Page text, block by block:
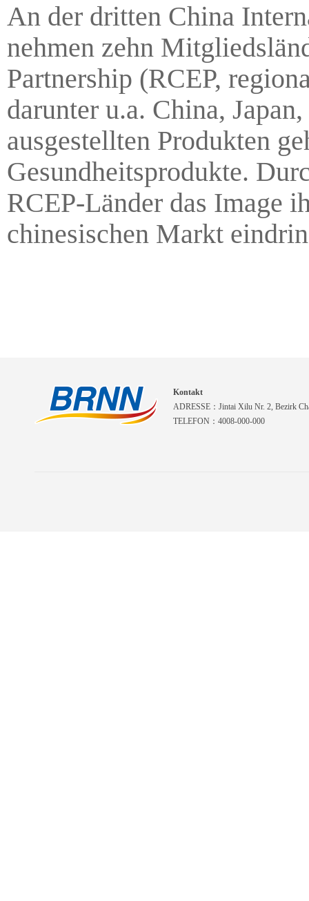
An der dritten China
nehmen zehn
Partnership (RCEP,
darunter u.a. China,
ausgestellten Produkten
Gesundheitsprodukte.
RCEP-Länder das Image
chinesischen Markt
Kontakt
ADRESSE：Jintai Xilu Nr. 2, Bezirk
TELEFON：4008-000-000